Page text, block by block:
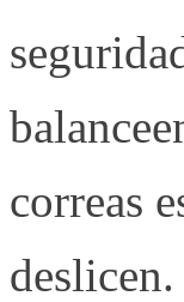
correas
deslicen.